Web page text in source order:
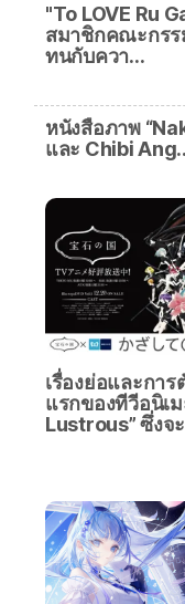
"To LOVE Ru
สมาชิกคณะกรร
ทนกับควา…
หนังสือภาพ
และ Chibi
เรื่องย่อและกา
แรกของทีวีอนิเ
Lustrous” ซึ่งจ